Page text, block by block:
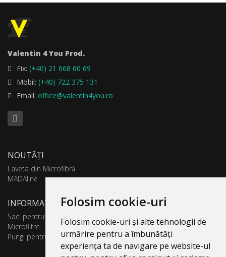
Folosim cookie-uri
Folosim cookie-uri și alte tehnologii de
urmărire pentru a îmbunătăți
experiența ta de navigare pe website-ul
Valentin 4 You Prod.
Fix: (+40) 21 668 60 69
Mobil: (+40) 722 375 131
Email: office@valentin4you.ro
NOUTĂȚI
Laveta din Microfibră
MADAline
INFORMATII PRODUSE
Saci pentru aspirator
Microfiltre
Pungi pentru colectare praf